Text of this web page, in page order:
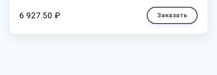
6 927.50 ₽ Заказать